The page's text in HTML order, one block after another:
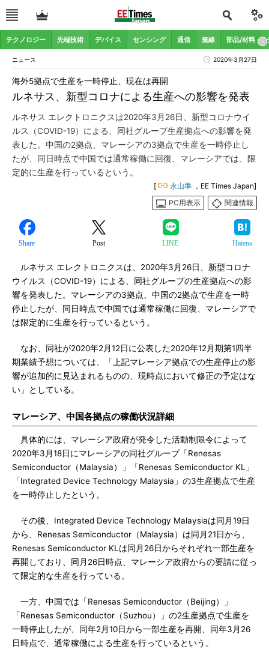
テクノロジー 先端技術 デバイス センシング 通信 無線 部品/材料
ニュース 2020年3月27日
ルネサス、新型コロナによる生産への影響を発表
海外5拠点で生産を一時停止、現在は再開
ルネサス エレクトロニクスは2020年3月26日、新型コロナウイ
ルス（COVID-19）による、同社グループ生産拠点への影響を発
表した。中国の2拠点、マレーシアの3拠点で生産を一時停止し
たが、同日時点で中国では通常稼働に回復、マレーシアでは、限
定的に生産を行っているという。
[ 永山準 ，EE Times Japan]
PC用表示
関連情報
Share Post LINE Hatena
ルネサス エレクトロニクスは、2020年3月26日、新型コロナ
ウイルス（COVID-19）による、同社グループの生産拠点への影
響を発表した。マレーシアの3拠点、中国の2拠点で生産を一時
停止したが、同日時点で中国では通常稼働に回復、マレーシアで
は限定的に生産を行っているという。
なお、同社が2020年2月12日に公表した2020年12月期第1四半
期業績予想については、「上記マレーシア拠点での生産停止の影
響が追加的に見込まれるものの、現時点において修正の予定はな
い」としている。
マレーシア、中国各拠点の稼働状況詳細
具体的には、マレーシア政府が発令した活動制限令によって
2020年3月18日にマレーシアの同社グループ「Renesas
Semiconductor（Malaysia）」「Renesas Semiconductor KL」
「Integrated Device Technology Malaysia」の3生産拠点で生産
を一時停止したという。
その後、Integrated Device Technology Malaysiaは同月19日
から、Renesas Semiconductor（Malaysia）は同月21日から、
Renesas Semiconductor KLは同月26日からそれぞれ一部生産を
再開しており、同月26日時点、マレーシア政府からの要請に従っ
て限定的な生産を行っている。
一方、中国では「Renesas Semiconductor（Beijing）」
「Renesas Semiconductor（Suzhou）」の2生産拠点で生産を
一時停止したが、同年2月10日から一部生産を再開、同年3月26
日時点で、通常稼働による生産を行っているという。